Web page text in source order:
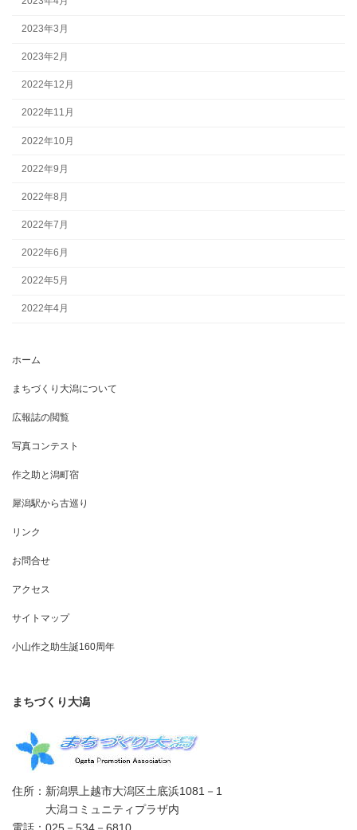
2023年3月
2023年2月
2022年12月
2022年11月
2022年10月
2022年9月
2022年8月
2022年7月
2022年6月
2022年5月
2022年4月
ホーム
まちづくり大潟について
広報誌の閲覧
写真コンテスト
作之助と潟町宿
犀潟駅から古巡り
リンク
お問合せ
アクセス
サイトマップ
小山作之助生誕160周年
まちづくり大潟
住所：新潟県上越市大潟区土底浜1081－1
大潟コミュニティプラザ内